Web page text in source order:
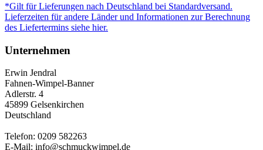
*Gilt für Lieferungen nach Deutschland bei Standardversand.
Lieferzeiten für andere Länder und Informationen zur Berechnung
des Liefertermins siehe hier.
Unternehmen
Erwin Jendral
Fahnen-Wimpel-Banner
Adlerstr. 4
45899 Gelsenkirchen
Deutschland
Telefon: 0209 582263
E-Mail: info@schmuckwimpel.de